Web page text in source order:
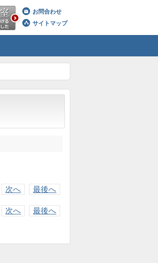
お問合わせ
サイトマップ
次へ 最後へ
次へ 最後へ